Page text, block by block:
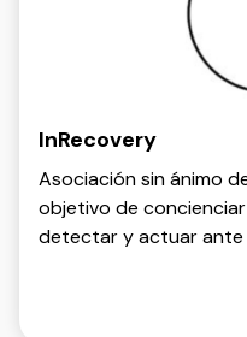
InRecovery
Asociación sin ánimo
objetivo de
detectar y actuar ante